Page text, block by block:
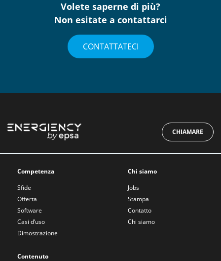
Volete saperne di più?
Non esitate a contattarci
CONTATTATECI
CHIAMARE
Competenza
Sfide
Offerta
Software
Casi d’uso
Dimostrazione
Chi siamo
Jobs
Stampa
Contatto
Chi siamo
Contenuto